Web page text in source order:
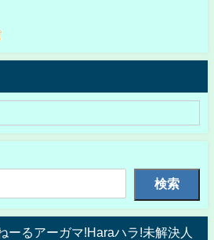
検索
ーるアーガマ!Haraハラ!未解決人